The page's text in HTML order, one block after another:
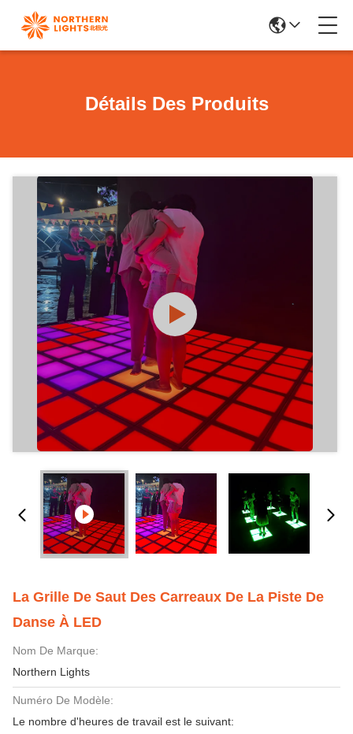
Détails Des Produits
La Grille De Saut Des Carreaux De La Piste De
Danse À LED
Nom De Marque:
Northern Lights
Numéro De Modèle:
Le nombre d'heures de travail est le suivant: